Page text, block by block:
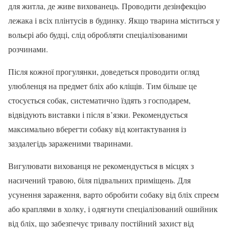
для житла, де живе вихованець. Проводити дезінфекцію
лежака і всіх плінтусів в будинку. Якщо тварина міститься у
вольєрі або будці, слід обробляти спеціалізованими
розчинами.
Після кожної прогулянки, доведеться проводити огляд
улюбленця на предмет бліх або кліщів. Тим більше це
стосується собак, систематично їздять з господарем,
відвідують виставки і після в’язки. Рекомендується
максимально вберегти собаку від контактування із
заздалегідь зараженими тваринами.
Вигулювати вихованця не рекомендується в місцях з
насичений травою, біля підвальних приміщень. Для
усунення зараження, варто обробити собаку від бліх спреєм
або краплями в холку, і одягнути спеціалізований ошийник
від бліх, що забезпечує тривалу постійний захист від